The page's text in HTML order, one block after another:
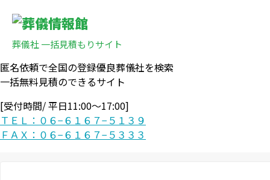
葬儀社 一括見積もりサイト
匿名依頼で全国の登録優良葬儀社を検索
一括無料見積のできるサイト
[受付時間/ 平日11:00〜17:00]
ＴＥＬ：０６−６１６７−５１３９
ＦＡＸ：０６−６１６７−５３３３